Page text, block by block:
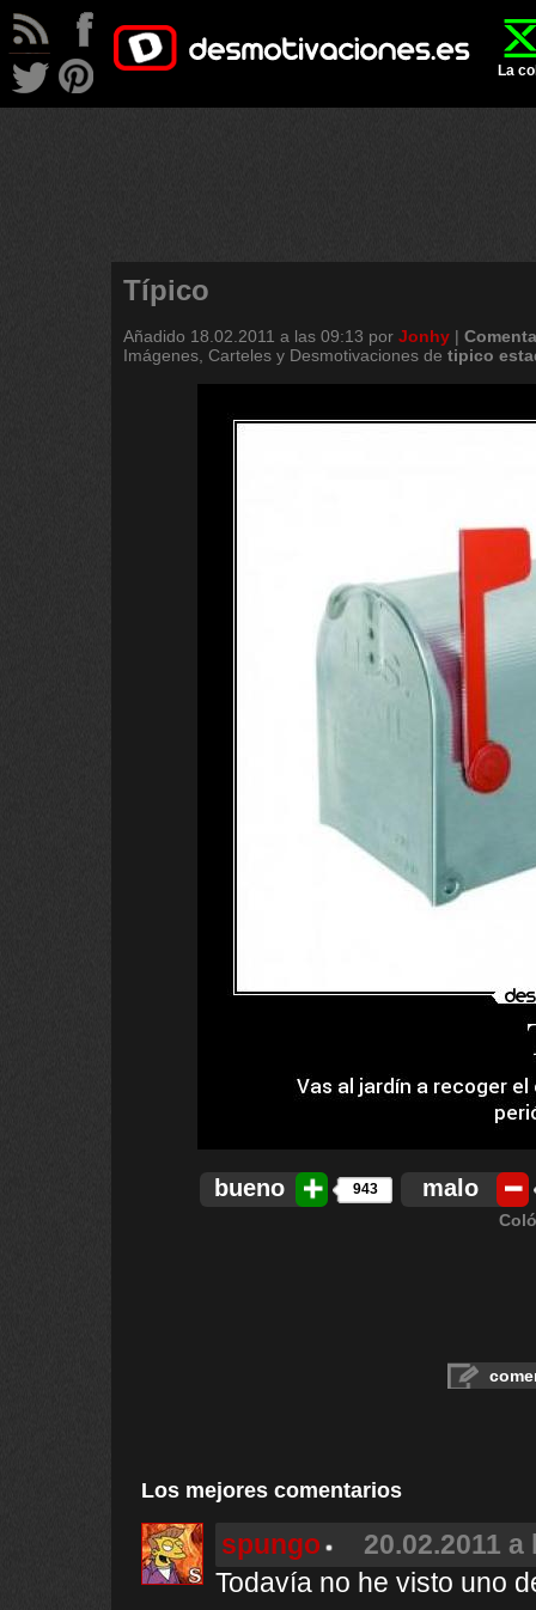
La
Típico
Añadido 18.02.2011 a las 09:13 por Jonhy |
Imágenes, Carteles y Desmotivaciones de tipico
bueno 943 malo
Los mejores comentarios
spungo
20.02.2011 a
Todavía no he visto uno